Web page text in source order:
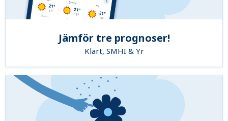
Jämför tre prognoser!
Klart, SMHI & Yr